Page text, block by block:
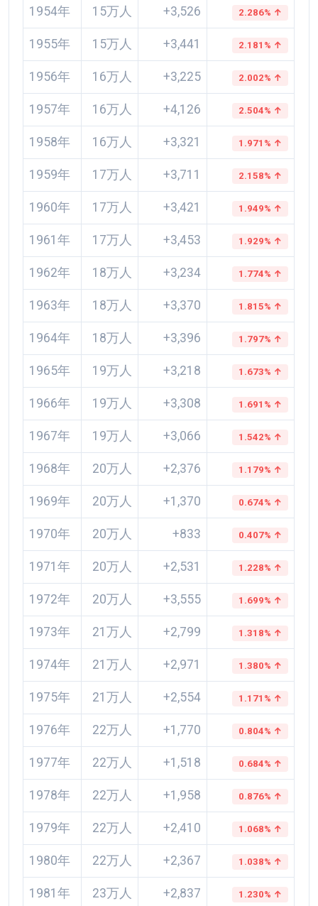
1954年 15万人 +3,526 2.286% ↑
1955年 15万人 +3,441 2.181% ↑
1956年 16万人 +3,225 2.002% ↑
1957年 16万人 +4,126 2.504% ↑
1958年 16万人 +3,321 1.971% ↑
1959年 17万人 +3,711 2.158% ↑
1960年 17万人 +3,421 1.949% ↑
1961年 17万人 +3,453 1.929% ↑
1962年 18万人 +3,234 1.774% ↑
1963年 18万人 +3,370 1.815% ↑
1964年 18万人 +3,396 1.797% ↑
1965年 19万人 +3,218 1.673% ↑
1966年 19万人 +3,308 1.691% ↑
1967年 19万人 +3,066 1.542% ↑
1968年 20万人 +2,376 1.179% ↑
1969年 20万人 +1,370 0.674% ↑
1970年 20万人 +833 0.407% ↑
1971年 20万人 +2,531 1.228% ↑
1972年 20万人 +3,555 1.699% ↑
1973年 21万人 +2,799 1.318% ↑
1974年 21万人 +2,971 1.380% ↑
1975年 21万人 +2,554 1.171% ↑
1976年 22万人 +1,770 0.804% ↑
1977年 22万人 +1,518 0.684% ↑
1978年 22万人 +1,958 0.876% ↑
1979年 22万人 +2,410 1.068% ↑
1980年 22万人 +2,367 1.038% ↑
1981年 23万人 +2,837 1.230% ↑